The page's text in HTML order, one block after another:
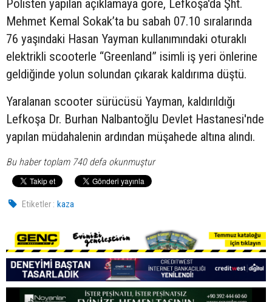
Polisten yapılan açıklamaya göre, Lefkoşa'da Şht.
Mehmet Kemal Sokak’ta bu sabah 07.10 sıralarında
76 yaşındaki Hasan Yayman kullanımındaki oturaklı
elektrikli scooterle “Greenland” isimli iş yeri önlerine
geldiğinde yolun solundan çıkarak kaldırıma düştü.
Yaralanan scooter sürücüsü Yayman, kaldırıldığı
Lefkoşa Dr. Burhan Nalbantoğlu Devlet Hastanesi'nde
yapılan müdahalenin ardından müşahede altına alındı.
Bu haber toplam 740 defa okunmuştur
Etiketler : kaza